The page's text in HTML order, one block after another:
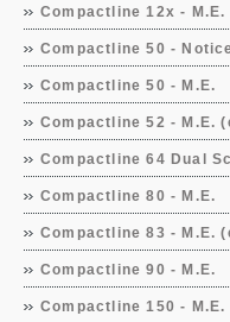
Compactline 12x - M.E.
Compactline 50 -
Compactline 50 - M.E.
Compactline 52 - M.E.
Compactline 64 Dual
Compactline 80 - M.E.
Compactline 83 - M.E.
Compactline 90 - M.E.
Compactline 150 - M.E.